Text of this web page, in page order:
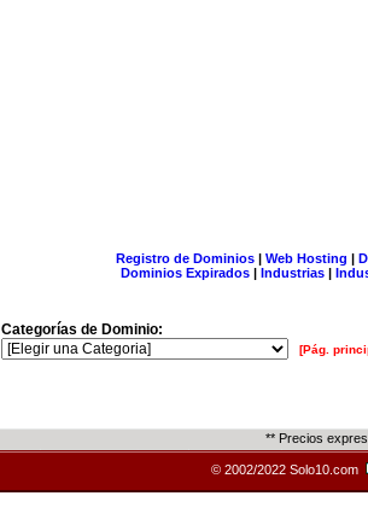
Registro de Dominios| Web Hosting |
Dominios Expirados | Industrias |
Categorías de Dominio:
[Pág.
** Precios
© 2002/2022 Solo10.com